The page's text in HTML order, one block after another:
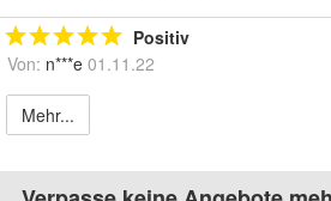
Positiv
Von: n***e 01.11.22
Mehr...